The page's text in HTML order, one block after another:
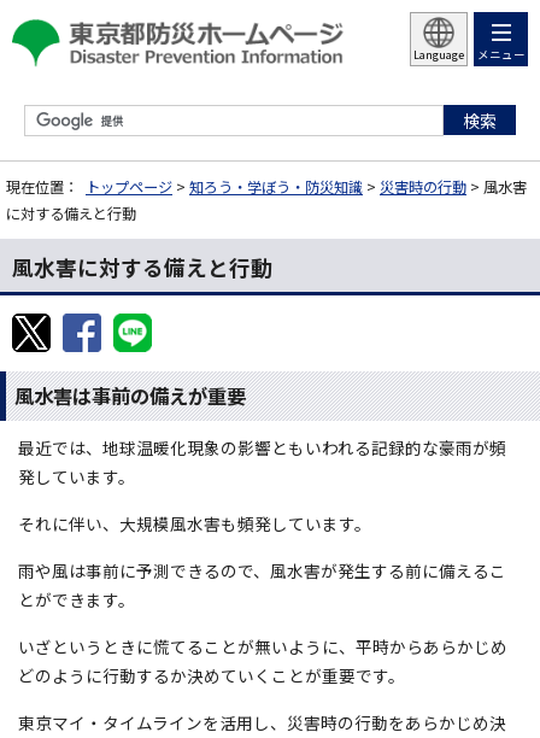
Language メニュー
現在位置： トップページ > 知ろう・学ぼう・防災知識 > 災害時の行動 > 風水害
に対する備えと行動
風水害に対する備えと行動
風水害は事前の備えが重要
最近では、地球温暖化現象の影響ともいわれる記録的な豪雨が頻
発しています。
それに伴い、大規模風水害も頻発しています。
雨や風は事前に予測できるので、風水害が発生する前に備えるこ
とができます。
いざというときに慌てることが無いように、平時からあらかじめ
どのように行動するか決めていくことが重要です。
東京マイ・タイムラインを活用し、災害時の行動をあらかじめ決